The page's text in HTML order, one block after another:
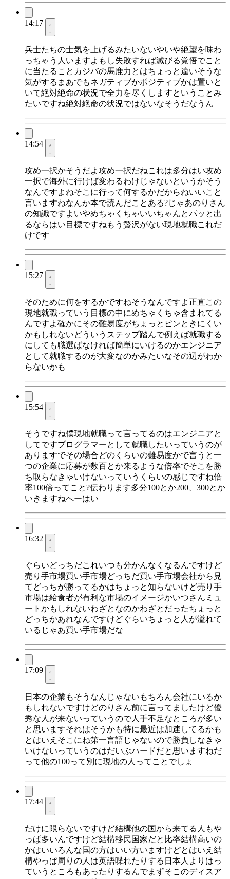
14:17
兵士たちの士気を上げるみたいないやいや絶望を味わ
っちゃう人いますよもし失敗すれば滅びる覚悟でこと
に当たることカジバの馬鹿力とはちょっと違いそうな
気がするまあでもネガティブかポジティブかは置いと
いて絶対絶命の状況で全力を尽くしますということみ
たいですね絶対絶命の状況ではないなそうだなうん
14:54
攻め一択かそうだよ攻め一択だねこれは多分はい攻め
一択で海外に行けば変わるわけじゃないというかそう
なんですよねそこに行って何するかだからねいいこと
言いますねなんか本で読んだことある?じゃあのりさん
の知識ですよいやめちゃくちゃいいちゃんとパッと出
るならはい目標ですねもう贅沢がない現地就職これだ
けです
15:27
そのために何をするかですねそうなんですよ正直この
現地就職っていう目標の中にめちゃくちゃ含まれてる
んですよ確かにその難易度がちょっとピンときにくい
かもしれないどういうステップ踏んで例えば就職する
にしても職選ばなければ簡単にいけるのかエンジニア
として就職するのが大変なのかみたいなその辺がわか
らないかも
15:54
そうですね僕現地就職って言ってるのはエンジニアと
してですプログラマーとして就職したいっていうのが
ありますでその場合どのくらいの難易度かで言うと一
つの企業に応募が数百とか来るような倍率でそこを勝
ち取らなきゃいけないっていうくらいの感じですね倍
率100倍ってこと?伝わります多分100とか200、300とか
いきますねへーはい
16:32
ぐらいどっちだこれいつも分かんなくなるんですけど
売り手市場買い手市場どっちだ買い手市場会社から見
てどっちが勝ってるかはちょっと知らないけど売り手
市場は給食者が有利な市場のイメージかいつさんミュ
ートかもしれないわざとなのかわざとだったちょっと
どっちかあれなんですけどぐらいちょっと人が溢れて
いるじゃあ買い手市場だな
17:09
日本の企業もそうなんじゃないもちろん会社にいるか
もしれないですけどのりさん前に言ってましたけど優
秀な人が来ないっていうので人手不足なところが多い
と思いますそれはそうかも特に最近は加速してるかも
とはいえそこにね第一言語じゃないので勝負しなきゃ
いけないっていうのはだいぶハードだと思いますねだ
って他の100って別に現地の人ってことでしょ
17:44
だけに限らないですけど結構他の国から来てる人もや
っぱ多いんですけど結構移民国家だと比率結構高いの
かはいいろんな国の方はいい方いますけどとはいえ結
構やっぱ周りの人は英語喋れたりする日本人よりはっ
ていうところもあったりするんでまずそこのディスア